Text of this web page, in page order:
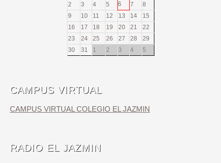
2
3 4 5 6 7
8
9
10 11 12 13 14
15
16
17 18 19 20 21
22
23
24 25 26 27 28
29
30
31 1 2 3 4 5
CAMPUS VIRTUAL
CAMPUS VIRTUAL COLEGIO EL JAZMIN
RADIO EL JAZMIN